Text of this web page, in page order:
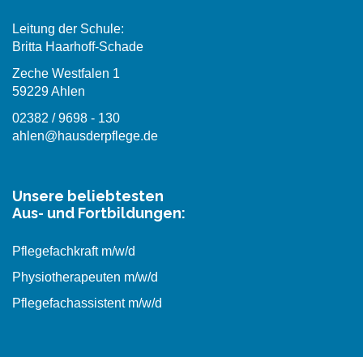
Leitung der Schule:
Britta Haarhoff-Schade
Zeche Westfalen 1
59229 Ahlen
02382 / 9698 - 130
ahlen@hausderpflege.de
Unsere beliebtesten
Aus- und Fortbildungen:
Pflegefachkraft m/w/d
Physiotherapeuten m/w/d
Pflegefachassistent m/w/d